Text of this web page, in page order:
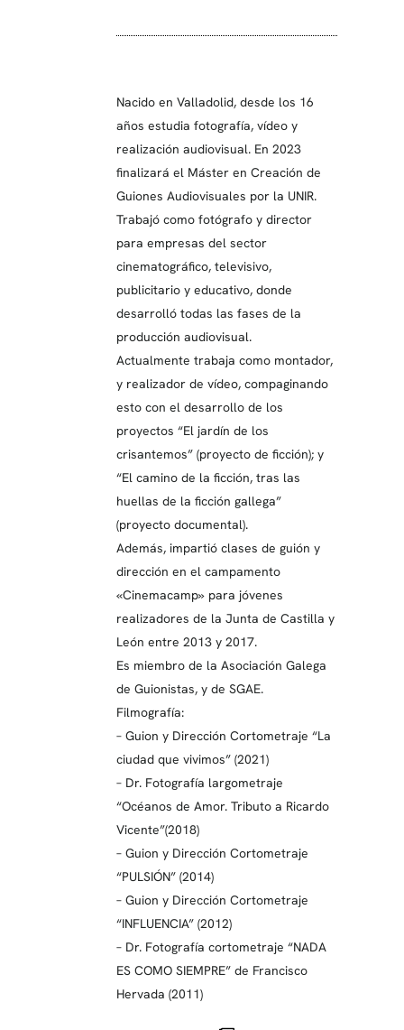
Nacido en Valladolid, desde los 16
años estudia fotografía, vídeo y
realización audiovisual. En 2023
finalizará el Máster en Creación de
Guiones Audiovisuales por la UNIR.
Trabajó como fotógrafo y director
para empresas del sector
cinematográfico, televisivo,
publicitario y educativo, donde
desarrolló todas las fases de la
producción audiovisual.
Actualmente trabaja como montador,
y realizador de vídeo, compaginando
esto con el desarrollo de los
proyectos “El jardín de los
crisantemos” (proyecto de ficción); y
“El camino de la ficción, tras las
huellas de la ficción gallega”
(proyecto documental).
Además, impartió clases de guión y
dirección en el campamento
«Cinemacamp» para jóvenes
realizadores de la Junta de Castilla y
León entre 2013 y 2017.
Es miembro de la Asociación Galega
de Guionistas, y de SGAE.
Filmografía:
– Guion y Dirección Cortometraje “La
ciudad que vivimos” (2021)
– Dr. Fotografía largometraje
“Océanos de Amor. Tributo a Ricardo
Vicente”(2018)
– Guion y Dirección Cortometraje
“PULSIÓN” (2014)
– Guion y Dirección Cortometraje
“INFLUENCIA” (2012)
– Dr. Fotografía cortometraje “NADA
ES COMO SIEMPRE” de Francisco
Hervada (2011)